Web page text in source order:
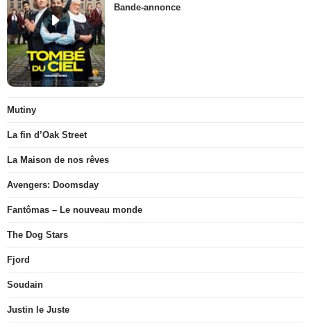
Bande-annonce
Mutiny
La fin d’Oak Street
La Maison de nos rêves
Avengers: Doomsday
Fantômas – Le nouveau monde
The Dog Stars
Fjord
Soudain
Justin le Juste